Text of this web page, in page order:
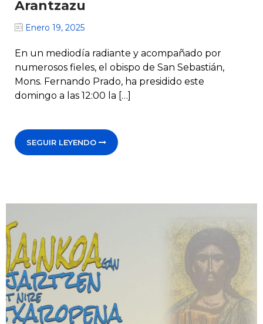
Arantzazu
Enero 19, 2025
En un mediodía radiante y acompañado por
numerosos fieles, el obispo de San Sebastián,
Mons. Fernando Prado, ha presidido este
domingo a las 12:00 la […]
SEGUIR LEYENDO